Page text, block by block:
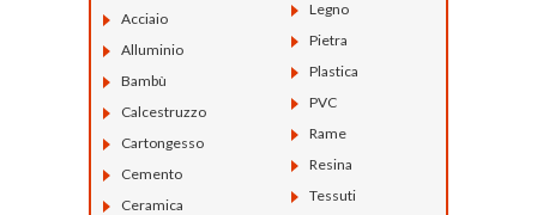
Acciaio
Alluminio
Bambù
Calcestruzzo
Cartongesso
Cemento
Ceramica
Legno
Pietra
Plastica
PVC
Rame
Resina
Tessuti